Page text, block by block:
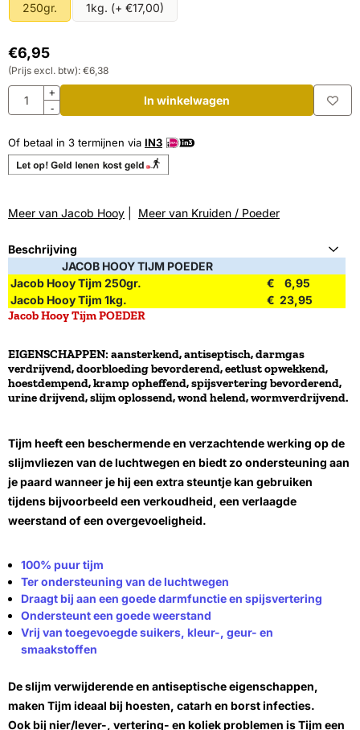
250gr. 1kg. (+ €17,00)
€6,95
(Prijs excl. btw): €6,38
Aantal
+
-
In winkelwagen
Of betaal in 3 termijnen via IN3
Meer van Jacob Hooy Meer van Kruiden / Poeder
Beschrijving
JACOB HOOY TIJM POEDER
Jacob Hooy Tijm 250gr.
€ 6,95
Jacob Hooy Tijm 1kg.
€ 23,95
Jacob HooyTijm POEDER
EIGENSCHAPPEN: aansterkend, antiseptisch, darmgas
verdrijvend, doorbloeding bevorderend, eetlust opwekkend,
hoestdempend, kramp opheffend, spijsvertering bevorderend,
urine drijvend, slijm oplossend, wond helend, wormverdrijvend.
Tijm heeft een beschermende en verzachtende werking op de
slijmvliezen van de luchtwegen en biedt zo ondersteuning aan
je paard wanneer je hij een extra steuntje kan gebruiken
tijdens bijvoorbeeld een verkoudheid, een verlaagde
weerstand of een overgevoeligheid.
100% puur tijm
Ter ondersteuning van de luchtwegen
Draagt bij aan een goede darmfunctie en spijsvertering
Ondersteunt een goede weerstand
Vrij van toegevoegde suikers, kleur-, geur- en
smaakstoffen
De slijm verwijderende en antiseptische eigenschappen,
maken Tijm ideaal bij hoesten, catarh en borst infecties.
Ook bij nier/lever-, vertering- en koliek problemen is Tijm een